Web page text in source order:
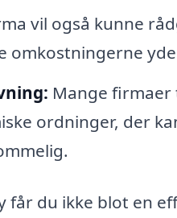
vil også kunne
omkostningerne
Mange
ordninger, der
du ikke blot en